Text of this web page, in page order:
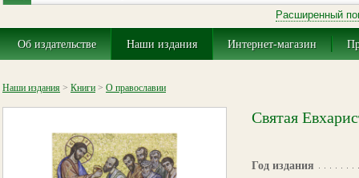
Расширенный
Об издательстве Наши издания Интернет-магазин
Наши издания > Книги > О православии
Святая
Год издания